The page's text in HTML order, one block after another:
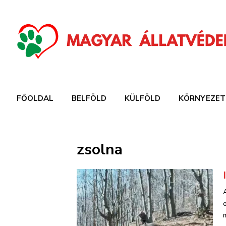
FŐOLDAL BELFÖLD KÜLFÖLD KÖRNYEZET
zsolna